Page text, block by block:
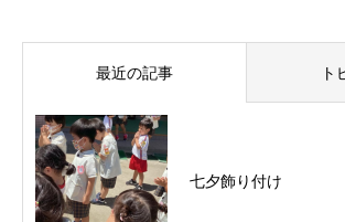
最近の記事 ト
七夕飾り付け